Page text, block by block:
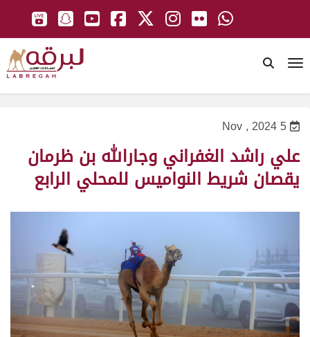
5 Nov , 2024
علي راشد الغفراني وجارالله بن ظرمان
يقصان شريط النواميس للمحلي الرابع